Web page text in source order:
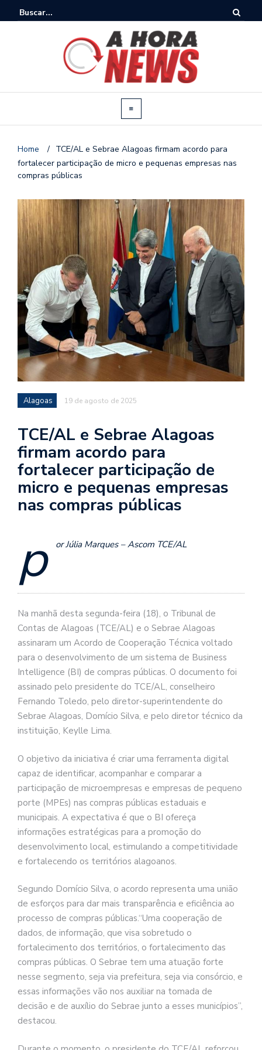
Home / TCE/AL e Sebrae Alagoas firmam acordo para
fortalecer participação de micro e pequenas empresas nas
compras públicas
Alagoas 19 de agosto de 2025
TCE/AL e Sebrae Alagoas
firmam acordo para
fortalecer participação de
micro e pequenas empresas
nas compras públicas
p or Júlia Marques – Ascom TCE/AL
Na manhã desta segunda-feira (18), o Tribunal de
Contas de Alagoas (TCE/AL) e o Sebrae Alagoas
assinaram um Acordo de Cooperação Técnica voltado
para o desenvolvimento de um sistema de Business
Intelligence (BI) de compras públicas. O documento foi
assinado pelo presidente do TCE/AL, conselheiro
Fernando Toledo, pelo diretor-superintendente do
Sebrae Alagoas, Domício Silva, e pelo diretor técnico da
instituição, Keylle Lima.
O objetivo da iniciativa é criar uma ferramenta digital
capaz de identificar, acompanhar e comparar a
participação de microempresas e empresas de pequeno
porte (MPEs) nas compras públicas estaduais e
municipais. A expectativa é que o BI ofereça
informações estratégicas para a promoção do
desenvolvimento local, estimulando a competitividade
e fortalecendo os territórios alagoanos.
Segundo Domício Silva, o acordo representa uma união
de esforços para dar mais transparência e eficiência ao
processo de compras públicas.“Uma cooperação de
dados, de informação, que visa sobretudo o
fortalecimento dos territórios, o fortalecimento das
compras públicas. O Sebrae tem uma atuação forte
nesse segmento, seja via prefeitura, seja via consórcio, e
essas informações vão nos auxiliar na tomada de
decisão e de auxílio do Sebrae junto a esses municípios”,
destacou.